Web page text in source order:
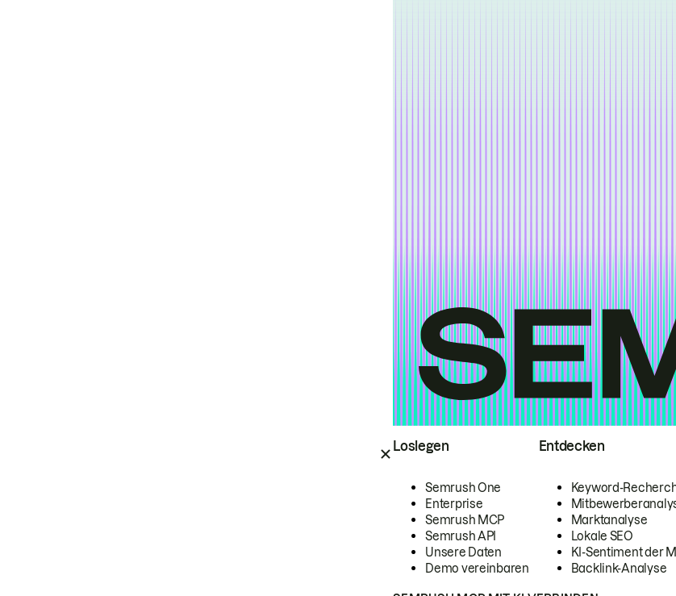
Loslegen
Semrush One
Enterprise
Semrush MCP
Semrush API
Unsere Daten
Demo vereinbaren
Entdecken
Keyword-
Marktanalyse
Lokale SEO
KI-Sentiment der
Backlink-Analyse